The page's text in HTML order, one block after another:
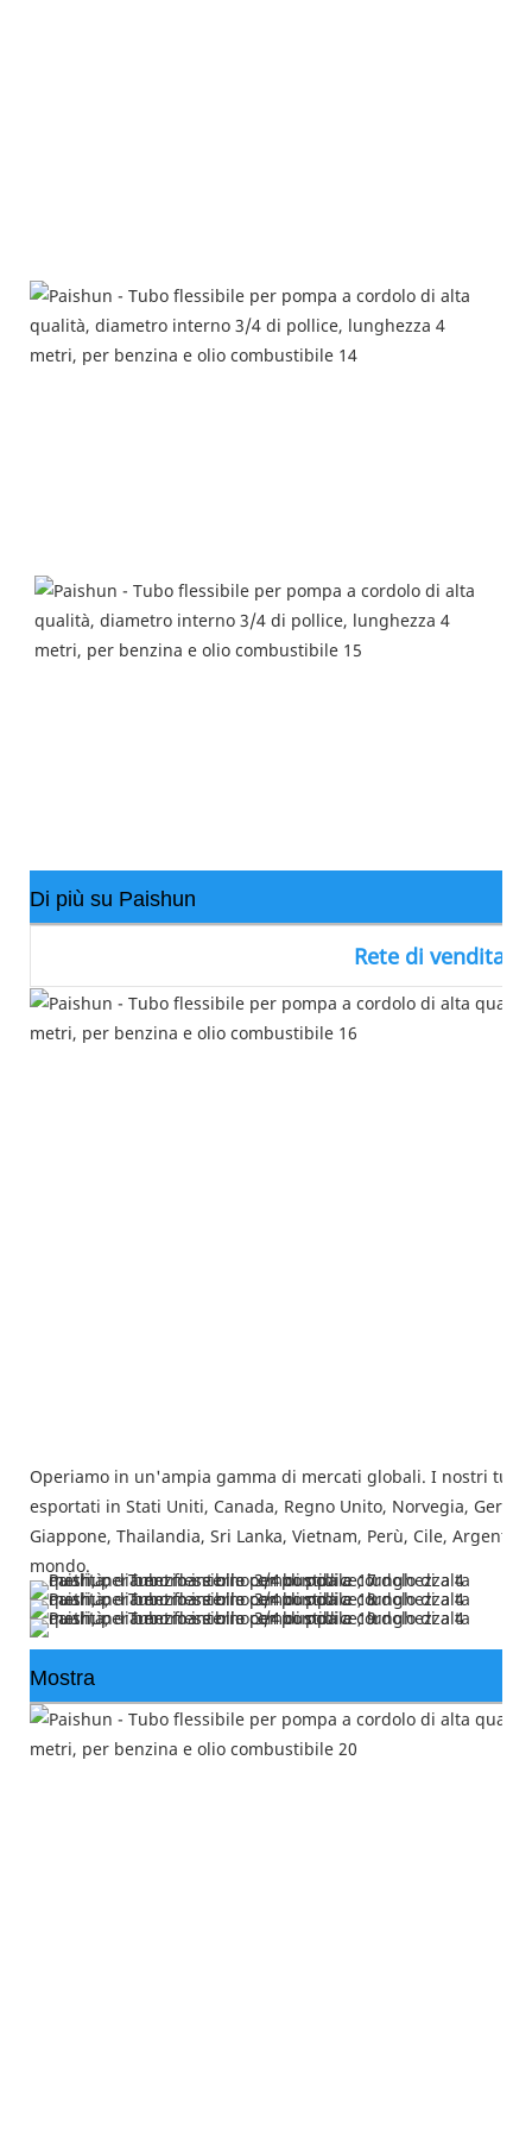
Di più su Paishun
Rete di vendita
Operiamo in un'ampia gamma di mercati globali. I nostri
esportati in Stati Uniti, Canada, Regno Unito, Norvegia,
Giappone, Thailandia, Sri Lanka, Vietnam, Perù, Cile,
mondo.
Mostra